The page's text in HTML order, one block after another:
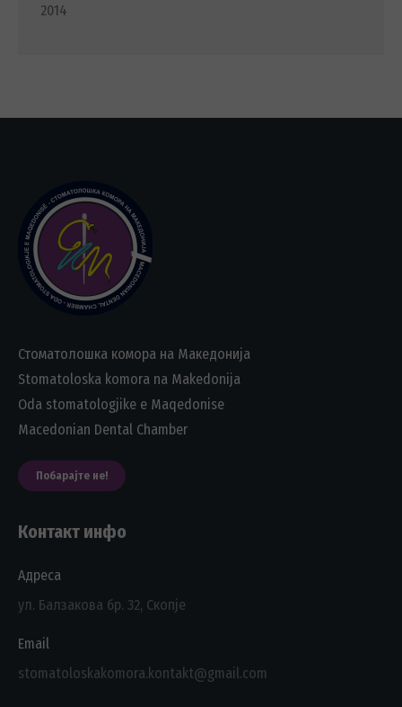
2014
Стоматолошка комора на Македонија
Stomatoloska komora na Makedonija
Oda stomatologjike e Maqedonise
Macedonian Dental Chamber
Побарајте не!
Контакт инфо
Адреса
ул. Балзакова бр. 32, Скопје
Email
stomatoloskakomora.kontakt@gmail.com